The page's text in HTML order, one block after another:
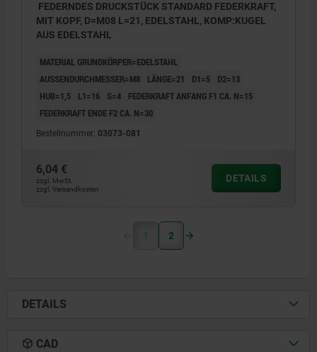
FEDERNDES DRUCKSTÜCK STANDARD FEDERKRAFT,
MIT KOPF, D=M08 L=21, EDELSTAHL, KOMP:KUGEL
AUS EDELSTAHL
MATERIAL GRUNDKÖRPER=EDELSTAHL
AUSSENDURCHMESSER=M8
LÄNGE=21 D1=5
D2=13
HUB=1,5
L1=16 S=4
FEDERKRAFT ANFANG F1 CA. N=15
FEDERKRAFT ENDE F2 CA. N=30
Bestellnummer: 03073-081
6,04 €
zzgl. MwSt.
zzgl. Versandkosten
DETAILS
1 2
DETAILS
CAD